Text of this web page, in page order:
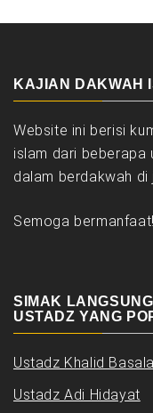
KAJIAN DAKWAH
Website ini berisi
islam dari beberapa
dalam berdakwah di
Semoga bermanfaat!
SIMAK
USTADZ YANG
Ustadz Khalid
Ustadz Adi Hidayat